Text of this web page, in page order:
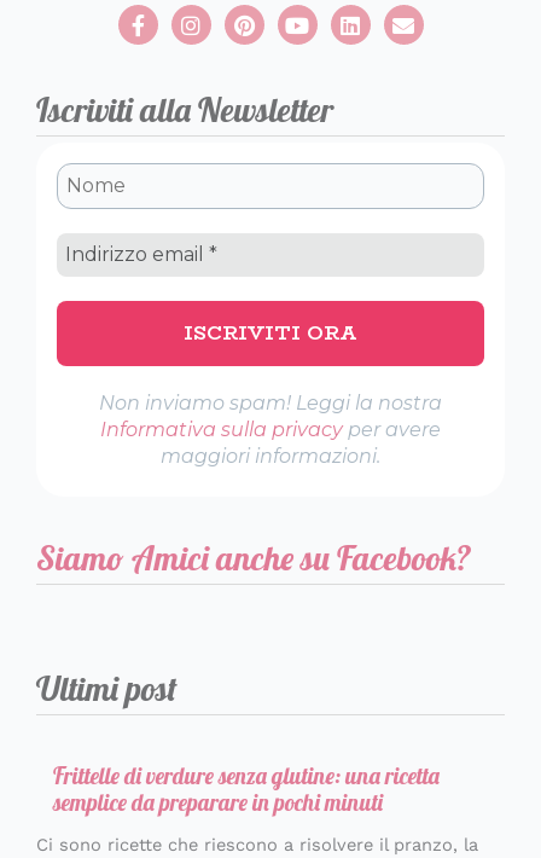
Iscriviti alla Newsletter
Non inviamo spam! Leggi la nostra
Informativa sulla privacyper avere
maggiori informazioni.
Siamo Amici anche su Facebook?
Ultimi post
Frittelle di verdure senza glutine: una ricetta
semplice da preparare in pochi minuti
Ci sono ricette che riescono a risolvere il pranzo, la